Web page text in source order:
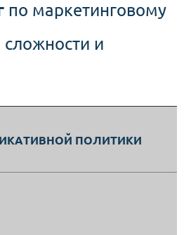
по маркетинговому
и
ПОЛИТИКИ